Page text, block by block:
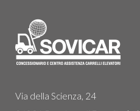
Via della Scienza, 24